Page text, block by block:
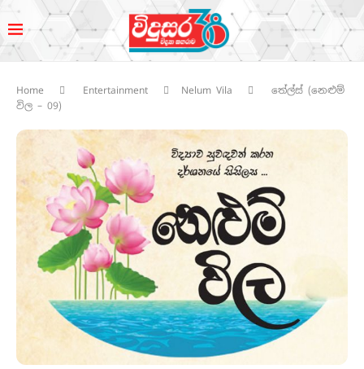
Home Entertainment Nelum Vila
තේල්ස් (නෙළුම්
විල – 09)